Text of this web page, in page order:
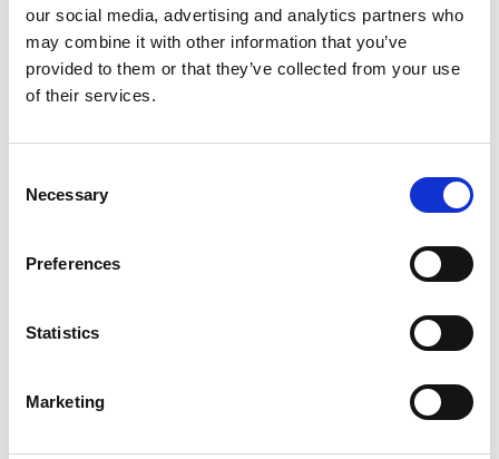
our social media, advertising and analytics partners who
may combine it with other information that you’ve
provided to them or that they’ve collected from your use
of their services.
Selection
Necessary
Preferences
Statistics
Marketing
l’Allgäu. Le salon aura lieu à l’Université des sciences
appliquées de Kempten, le 10 mai 2023, de 10 h à 16 h.